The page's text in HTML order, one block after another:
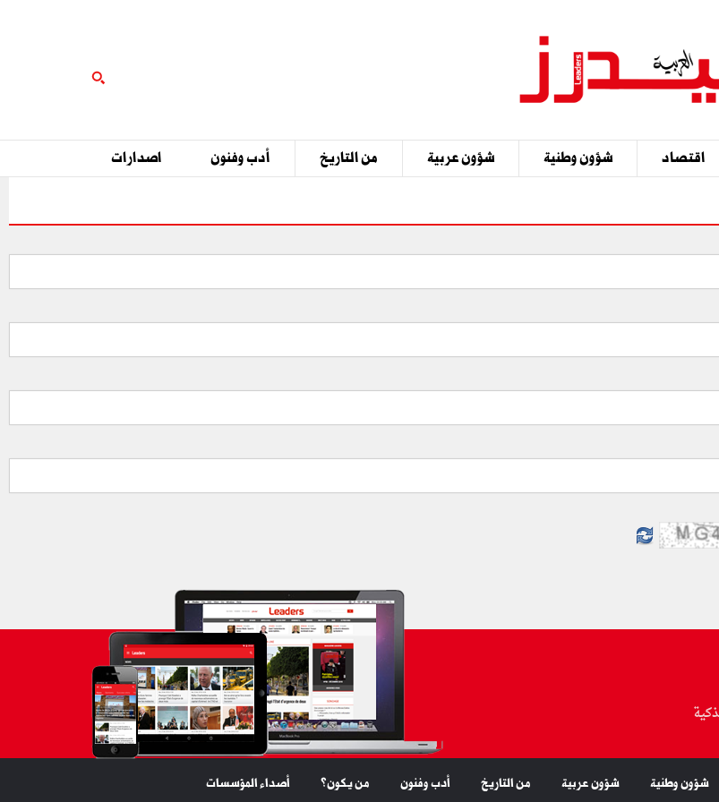
اقتصاد شؤون وطنية شؤون عربية من التاريخ أدب وفنون اصدارات
شؤون وطنية شؤون عربية من التاريخ أدب وفنون من يكون؟ أصداء المؤسسات